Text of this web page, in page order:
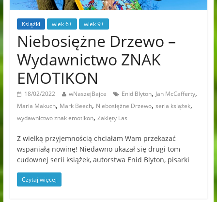
Książki wiek 6+ wiek 9+
Niebosiężne Drzewo –
Wydawnictwo ZNAK
EMOTIKON
18/02/2022 wNaszejBajce Enid Blyton, Jan McCafferty,
Maria Makuch, Mark Beech, Niebosiężne Drzewo, seria książek,
wydawnictwo znak emotikon, Zaklęty Las
Z wielką przyjemnością chciałam Wam przekazać
wspaniałą nowinę! Niedawno ukazał się drugi tom
cudownej serii książek, autorstwa Enid Blyton, pisarki
Czytaj więcej